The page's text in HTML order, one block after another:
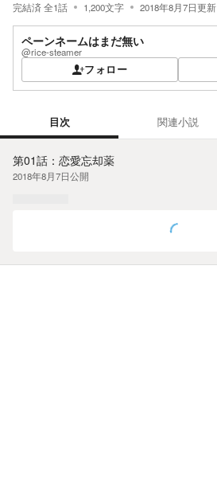
完結済全1話 1,200文字 2018年8月7日更新
ペーンネームはまだ無い
@rice-steamer
フォロー
目次 関連小説
第01話：恋愛忘却薬
2018年8月7日公開